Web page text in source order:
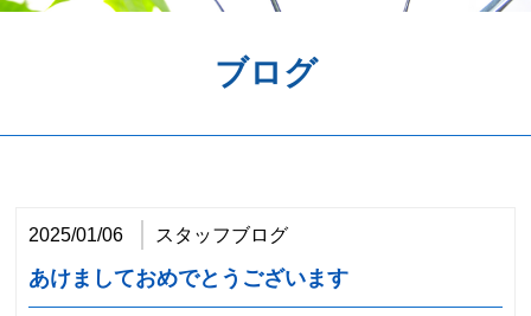
ホワイトニング
治療の流れ
料金表
ブログ
2025/01/06 スタッフブログ
あけましておめでとうございます